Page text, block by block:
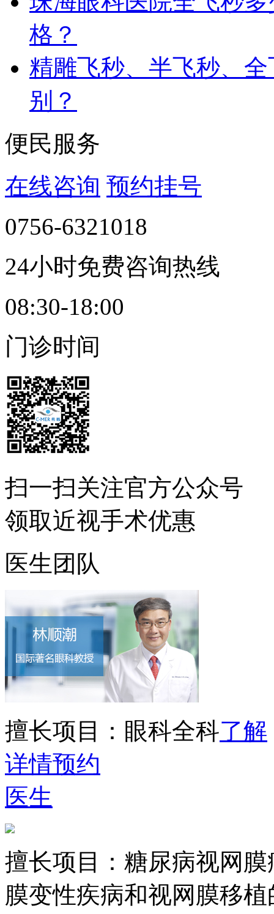
格？
精雕飞秒、半飞秒、
别？
便民服务
在线咨询 预约挂号
0756-6321018
24小时免费咨询热线
08:30-18:00
门诊时间
扫一扫关注官方公众号
领取近视手术优惠
医生团队
擅长项目： 眼科全科了解
详情预约
医生
擅长项目： 糖尿病视网
膜变性疾病和视网膜移